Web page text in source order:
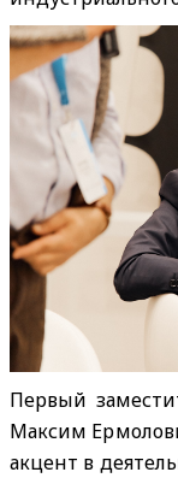
Первый
Максим
акцент в